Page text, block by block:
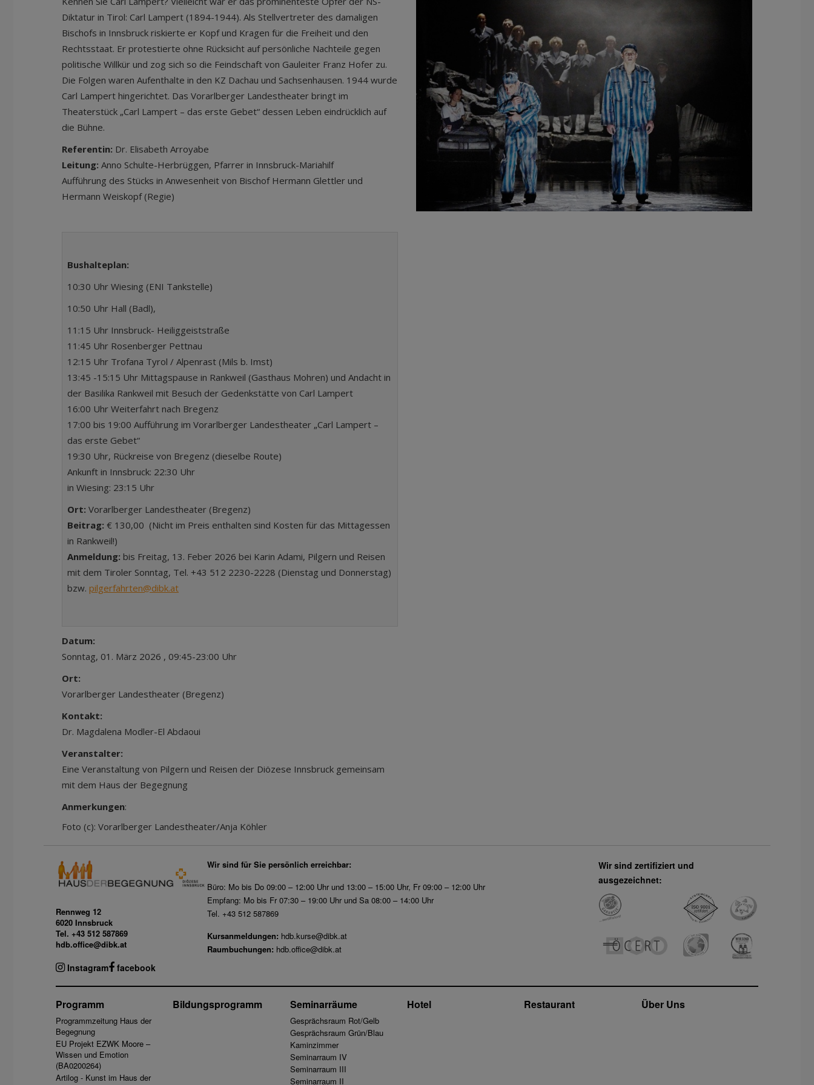
Diktatur in Tirol: Carl Lampert (1894-1944). Als Stellvertreter des damaligen
Bischofs in Innsbruck riskierte er Kopf und Kragen für die Freiheit und den
Rechtsstaat. Er protestierte ohne Rücksicht auf persönliche Nachteile gegen
politische Willkür und zog sich so die Feindschaft von Gauleiter Franz Hofer zu.
Die Folgen waren Aufenthalte in den KZ Dachau und Sachsenhausen. 1944 wurde
Carl Lampert hingerichtet. Das Vorarlberger Landestheater bringt im
Theaterstück „Carl Lampert – das erste Gebet“ dessen Leben eindrücklich auf
die Bühne.
Referentin: Dr. Elisabeth Arroyabe
Leitung: Anno Schulte-Herbrüggen, Pfarrer in Innsbruck-Mariahilf
Aufführung des Stücks in Anwesenheit von Bischof Hermann Glettler und
Hermann Weiskopf (Regie)
Bushalteplan:
10:30 Uhr Wiesing (ENI Tankstelle)
10:50 Uhr Hall (Badl),
11:15 Uhr Innsbruck- Heiliggeiststraße
11:45 Uhr Rosenberger Pettnau
12:15 Uhr Trofana Tyrol / Alpenrast (Mils b. Imst)
13:45 -15:15 Uhr Mittagspause in Rankweil (Gasthaus Mohren) und Andacht in
der Basilika Rankweil mit Besuch der Gedenkstätte von Carl Lampert
16:00 Uhr Weiterfahrt nach Bregenz
17:00 bis 19:00 Aufführung im Vorarlberger Landestheater „Carl Lampert –
das erste Gebet“
19:30 Uhr, Rückreise von Bregenz (dieselbe Route)
Ankunft in Innsbruck: 22:30 Uhr
in Wiesing: 23:15 Uhr
Ort: Vorarlberger Landestheater (Bregenz)
Beitrag: € 130,00 (Nicht im Preis enthalten sind Kosten für das Mittagessen
in Rankweil!)
Anmeldung: bis Freitag, 13. Feber 2026 bei Karin Adami, Pilgern und Reisen
mit dem Tiroler Sonntag, Tel. +43 512 2230-2228 (Dienstag und Donnerstag)
bzw. pilgerfahrten@dibk.at
Datum:
Sonntag, 01. März 2026 , 09:45-23:00 Uhr
Ort:
Vorarlberger Landestheater (Bregenz)
Kontakt:
Dr. Magdalena Modler-El Abdaoui
Veranstalter:
Eine Veranstaltung von Pilgern und Reisen der Diözese Innsbruck gemeinsam
mit dem Haus der Begegnung
Anmerkungen:
Foto (c): Vorarlberger Landestheater/Anja Köhler
Rennweg 12
6020 Innsbruck
Tel. +43 512 587869
hdb.office@dibk.at
Instagram facebook
Wir sind für Sie persönlich erreichbar:
Büro: Mo bis Do 09:00 – 12:00 Uhr und 13:00 – 15:00 Uhr, Fr 09:00 – 12:00 Uhr
Empfang: Mo bis Fr 07:30 – 19:00 Uhr und Sa 08:00 – 14:00 Uhr
Tel. +43 512 587869
Kursanmeldungen: hdb.kurse@dibk.at
Raumbuchungen: hdb.office@dibk.at
Wir sind zertifiziert und
ausgezeichnet:
Programm
Programmzeitung Haus der
Begegnung
EU Projekt EZWK Moore –
Wissen und Emotion
(BA0200264)
Artilog - Kunst im Haus der
Bildungsprogramm Seminarräume
Gesprächsraum Rot/Gelb
Gesprächsraum Grün/Blau
Kaminzimmer
Seminarraum IV
Seminarraum III
Seminarraum II
Hotel Restaurant Über Uns